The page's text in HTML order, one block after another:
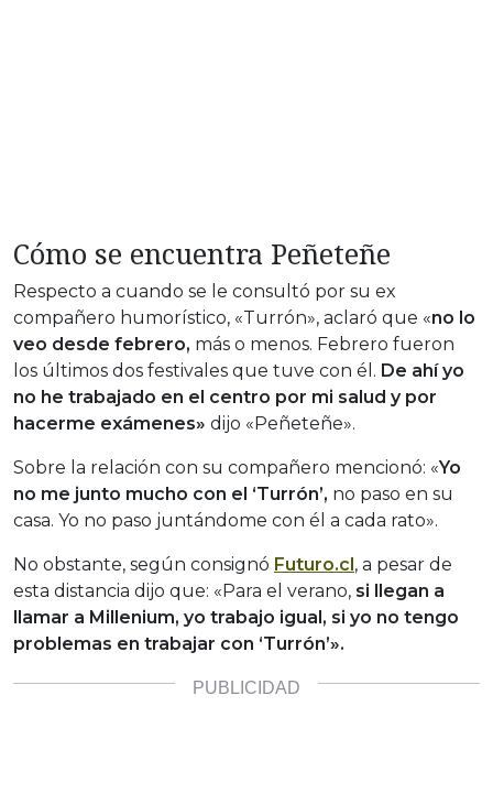
Cómo se encuentra Peñeteñe
Respecto a cuando se le consultó por su ex
compañero humorístico, «Turrón», aclaró que «no lo
veo desde febrero, más o menos. Febrero fueron
los últimos dos festivales que tuve con él. De ahí yo
no he trabajado en el centro por mi salud y por
hacerme exámenes» dijo «Peñeteñe».
Sobre la relación con su compañero mencionó: «Yo
no me junto mucho con el ‘Turrón’, no paso en su
casa. Yo no paso juntándome con él a cada rato».
No obstante, según consignó Futuro.cl , a pesar de
esta distancia dijo que: «Para el verano, si llegan a
llamar a Millenium, yo trabajo igual, si yo no tengo
problemas en trabajar con ‘Turrón’».